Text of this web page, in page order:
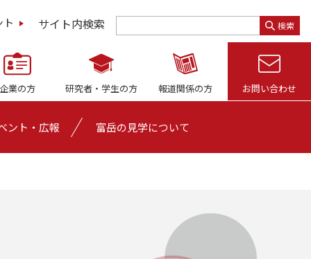
企業の方 研究者・ 学生の方 報道関係の方 お問い合わせ
ント・広報 富岳の見学について
サイト内検索 検索